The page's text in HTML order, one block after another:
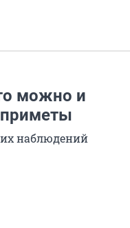
можно и
приметы
наблюдений